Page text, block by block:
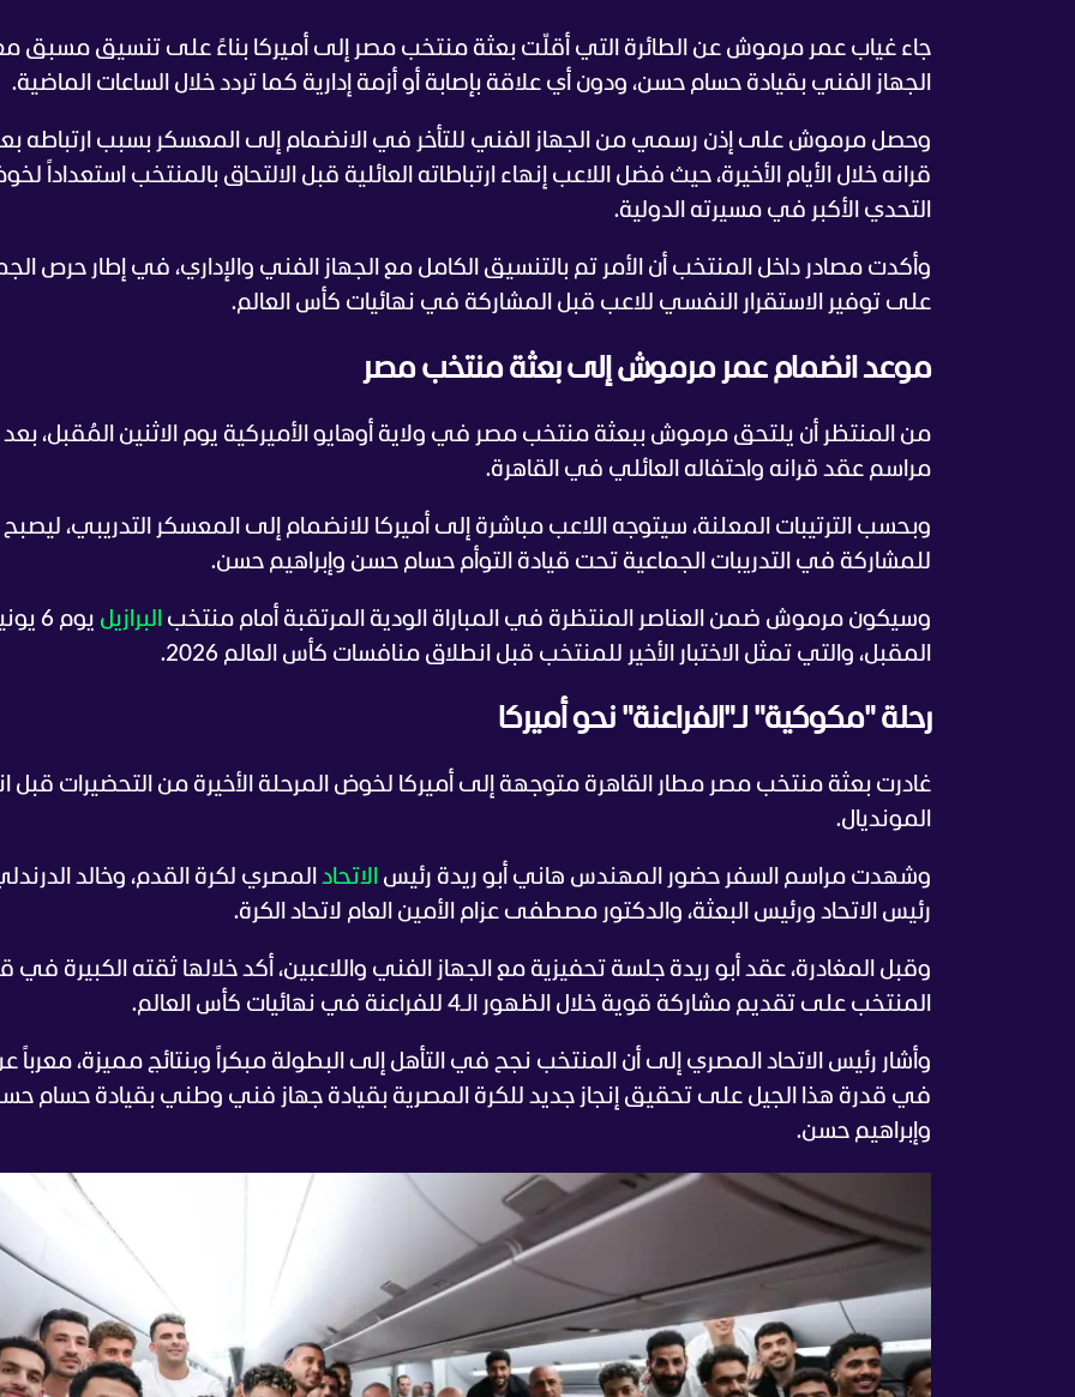
جاء غياب عمر مرموش عن الطائرة التي أقلّت بعثة منتخب مصر إلى أميركا بناءً على تنسيق مسبق
الجهاز الفني بقيادة حسام حسن، ودون أي علاقة بإصابة أو أزمة إدارية كما تردد خلال الساعات الماضية.
وحصل مرموش على إذن رسمي من الجهاز الفني للتأخر في الانضمام إلى المعسكر بسبب ارتباطه
قرانه خلال الأيام الأخيرة، حيث فضل اللاعب إنهاء ارتباطاته العائلية قبل الالتحاق بالمنتخب استعداداً
التحدي الأكبر في مسيرته الدولية.
وأكدت مصادر داخل المنتخب أن الأمر تم بالتنسيق الكامل مع الجهاز الفني والإداري، في إطار حرص
على توفير الاستقرار النفسي للاعب قبل المشاركة في نهائيات كأس العالم.
موعد انضمام عمر مرموش إلى بعثة منتخب مصر
من المنتظر أن يلتحق مرموش ببعثة منتخب مصر في ولاية أوهايو الأميركية يوم الاثنين المُقبل، بعد
مراسم عقد قرانه واحتفاله العائلي في القاهرة.
وبحسب الترتيبات المعلنة، سيتوجه اللاعب مباشرة إلى أميركا للانضمام إلى المعسكر التدريبي، ليصبح
للمشاركة في التدريبات الجماعية تحت قيادة التوأم حسام حسن وإبراهيم حسن.
وسيكون مرموش ضمن العناصر المنتظرة في المباراة الودية المرتقبة أمام منتخب البرازيل
يوم 6
المقبل، والتي تمثل الاختبار الأخير للمنتخب قبل انطلاق منافسات كأس العالم 2026.
رحلة "مكوكية" لـ"الفراعنة" نحو أميركا
غادرت بعثة منتخب مصر مطار القاهرة متوجهة إلى أميركا لخوض المرحلة الأخيرة من التحضيرات قبل
المونديال.
وشهدت مراسم السفر حضور المهندس هاني أبو ريدة رئيس الاتحاد المصري لكرة القدم، وخالد
رئيس الاتحاد ورئيس البعثة، والدكتور مصطفى عزام الأمين العام لاتحاد الكرة.
وقبل المغادرة، عقد أبو ريدة جلسة تحفيزية مع الجهاز الفني واللاعبين، أكد خلالها ثقته الكبيرة في
المنتخب على تقديم مشاركة قوية خلال الظهور الـ4 للفراعنة في نهائيات كأس العالم.
وأشار رئيس الاتحاد المصري إلى أن المنتخب نجح في التأهل إلى البطولة مبكراً وبنتائج مميزة، معرباً
في قدرة هذا الجيل على تحقيق إنجاز جديد للكرة المصرية بقيادة جهاز فني وطني بقيادة حسام
وإبراهيم حسن.